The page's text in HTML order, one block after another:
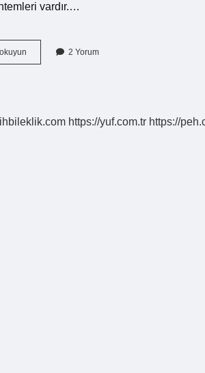
vardır.…
Koyunlarda
Çiçek
Gelir
2 Yorum
https://yuf.com.tr https://